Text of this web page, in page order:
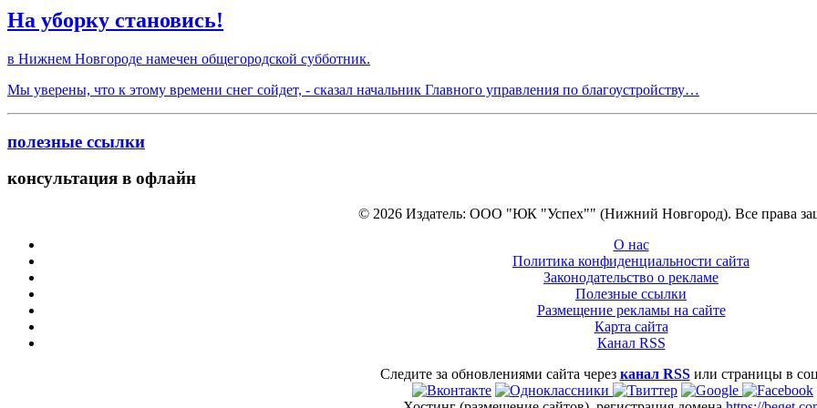
На уборку становись!
в Нижнем Новгороде намечен общегородской субботник.
Мы уверены, что к этому времени снег сойдет, - сказал начальник Главного управления по благоустройству…
полезные ссылки
консультация в офлайн
© 2026 Издатель: ООО "ЮК "Успех"" (Нижний Новгород). Все права
О нас
Политика конфиденциальности сайта
Законодательство о рекламе
Полезные ссылки
Размещение рекламы на сайте
Карта сайта
Канал RSS
Следите за обновлениями сайта через канал RSSили страницы в